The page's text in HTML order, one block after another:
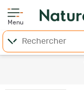
Menu